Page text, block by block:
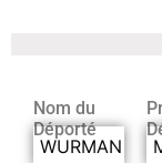
Nom du
Déporté
WURMAN